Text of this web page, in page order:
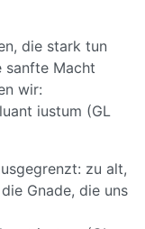
die stark tun
sanfte Macht
wir:
iustum (GL
zu alt,
Gnade, die uns